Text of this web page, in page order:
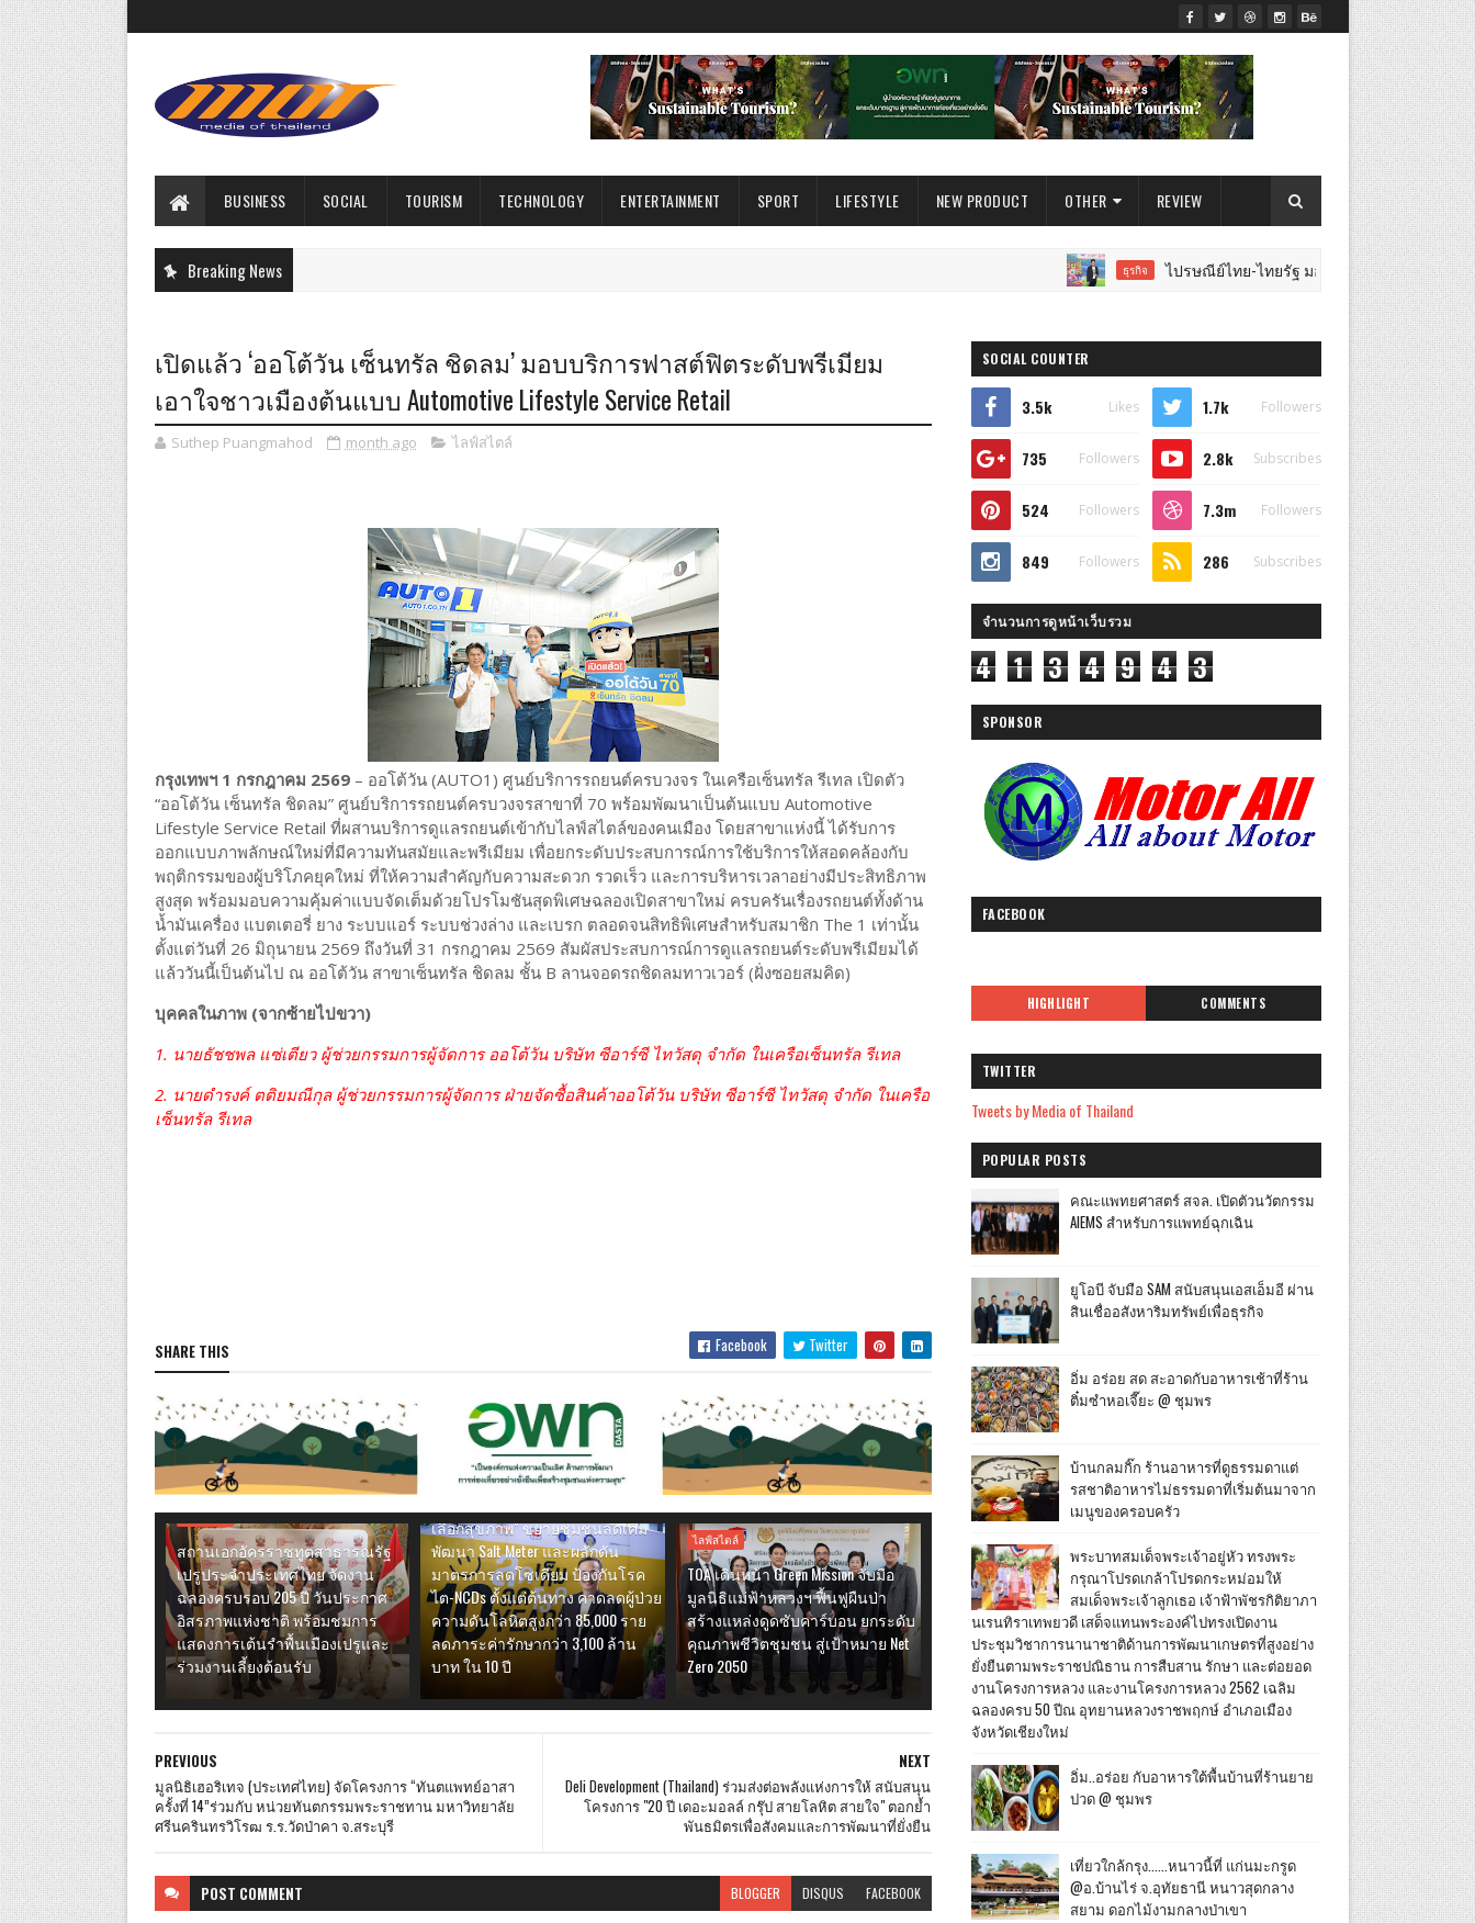
BUSINESS SOCIAL TOURISM TECHNOLOGY ENTERTAINMENT SPORT LIFESTYLE NEW PRODUCT OTHER REVIEW
Breaking News ธุรกิจ ไปรษณีย์ไทย-ไทยรัฐ มอบทองคำรางวัลใหญ่ 7 ล้านบ
เปิดแล้ว ‘ออโต้วัน เซ็นทรัล ชิดลม’ มอบบริการฟาสต์ฟิตระดับพรีเมียม
เอาใจชาวเมืองต้นแบบ Automotive Lifestyle Service Retail
Suthep Puangmahod month ago ไลฟ์สไตล์
กรุงเทพฯ 1 กรกฎาคม 2569 – ออโต้วัน (AUTO1) ศูนย์บริการรถยนต์ครบวงจร ในเครือเซ็นทรัล รีเทล เปิดตัว
“ออโต้วัน เซ็นทรัล ชิดลม” ศูนย์บริการรถยนต์ครบวงจรสาขาที่ 70 พร้อมพัฒนาเป็นต้นแบบ Automotive
Lifestyle Service Retail ที่ผสานบริการดูแลรถยนต์เข้ากับไลฟ์สไตล์ของคนเมือง โดยสาขาแห่งนี้ ได้รับการ
ออกแบบภาพลักษณ์ใหม่ที่มีความทันสมัยและพรีเมียม เพื่อยกระดับประสบการณ์การใช้บริการให้สอดคล้องกับ
พฤติกรรมของผู้บริโภคยุคใหม่ ที่ให้ความสำคัญกับความสะดวก รวดเร็ว และการบริหารเวลาอย่างมีประสิทธิภาพ
สูงสุด พร้อมมอบความคุ้มค่าแบบจัดเต็มด้วยโปรโมชันสุดพิเศษฉลองเปิดสาขาใหม่ ครบครันเรื่องรถยนต์ทั้งด้าน
น้ำมันเครื่อง แบตเตอรี่ ยาง ระบบแอร์ ระบบช่วงล่าง และเบรก ตลอดจนสิทธิพิเศษสำหรับสมาชิก The 1 เท่านั้น
ตั้งแต่วันที่ 26 มิถุนายน 2569 ถึงวันที่ 31 กรกฎาคม 2569 สัมผัสประสบการณ์การดูแลรถยนต์ระดับพรีเมียมได้
แล้ววันนี้เป็นต้นไป ณ ออโต้วัน สาขาเซ็นทรัล ชิดลม ชั้น B ลานจอดรถชิดลมทาวเวอร์ (ฝั่งซอยสมคิด)
บุคคลในภาพ (จากซ้ายไปขวา)
1. นายธัชชพล แซ่เตียว ผู้ช่วยกรรมการผู้จัดการ ออโต้วัน บริษัท ซีอาร์ซี ไทวัสดุ จำกัด ในเครือเซ็นทรัล รีเทล
2. นายดำรงค์ ตติยมณีกุล ผู้ช่วยกรรมการผู้จัดการ ฝ่ายจัดซื้อสินค้าออโต้วัน บริษัท ซีอาร์ซี ไทวัสดุ จำกัด ในเครือ
เซ็นทรัล รีเทล
SHARE THIS Facebook Twitter
ไลฟ์สไตล์
สถานเอกอัครราชทูตสาธารณรัฐ
เปรูประจำประเทศไทย จัดงาน
ฉลองครบรอบ 205 ปี วันประกาศ
อิสรภาพแห่งชาติ พร้อมชมการ
แสดงการเต้นรำพื้นเมืองเปรูและ
ร่วมงานเลี้ยงต้อนรับ
ไลฟ์สไตล์
เครือข่ายลดบริโภคเค็ม ชี้ผู้ป่วยโรค
ไตเรื้อรังไทยทะลุ 1 ล้านคน ชู สสส.
เดินหน้าขับเคลื่อนสังคมลดเค็มผ่าน
เลือกสุขภาพ" ขยายชุมชนลดเค็ม
พัฒนา Salt Meter และผลักดัน
มาตรการลดโซเดียม ป้องกันโรค
ไต-NCDs ตั้งแต่ต้นทาง คาดลดผู้ป่วย
ความดันโลหิตสูงกว่า 85,000 ราย
ลดภาระค่ารักษากว่า 3,100 ล้าน
บาท ใน 10 ปี
ไลฟ์สไตล์
TOA เดินหน้า Green Mission จับมือ
มูลนิธิแม่ฟ้าหลวงฯ ฟื้นฟูผืนป่า
สร้างแหล่งดูดซับคาร์บอน ยกระดับ
คุณภาพชีวิตชุมชน สู่เป้าหมาย Net
Zero 2050
NEXT
Deli Development (Thailand) ร่วมส่งต่อพลังแห่งการให้ สนับสนุน
โครงการ "20 ปี เดอะมอลล์ กรุ๊ป สายโลหิต สายใจ" ตอกย้ำ
พันธมิตรเพื่อสังคมและการพัฒนาที่ยั่งยืน
PREVIOUS
มูลนิธิเฮอริเทจ (ประเทศไทย) จัดโครงการ “ทันตแพทย์อาสา
ครั้งที่ 14”ร่วมกับ หน่วยทันตกรรมพระราชทาน มหาวิทยาลัย
ศรีนครินทรวิโรฒ ร.ร.วัดป่าคา จ.สระบุรี
POST COMMENT BLOGGER DISQUS FACEBOOK
SOCIAL COUNTER
3.5k Likes 1.7k Followers
735 Followers 2.8k Subscribes
524 Followers 7.3m Followers
849 Followers 286 Subscribes
จำนวนการดูหน้าเว็บรวม
4 1 3 4 9 4 3
SPONSOR
FACEBOOK
HIGHLIGHT COMMENTS
TWITTER
Tweets by Media of Thailand
POPULAR POSTS
คณะแพทยศาสตร์ สจล. เปิดตัวนวัตกรรม
AIEMS สำหรับการแพทย์ฉุกเฉิน
ยูโอบี จับมือ SAM สนับสนุนเอสเอ็มอี ผ่าน
สินเชื่ออสังหาริมทรัพย์เพื่อธุรกิจ
อิ่ม อร่อย สด สะอาดกับอาหารเช้าที่ร้าน
ติ๋มซำหอเจี๊ยะ @ ชุมพร
บ้านกลมกิ๊ก ร้านอาหารที่ดูธรรมดาแต่
รสชาติอาหารไม่ธรรมดาที่เริ่มต้นมาจาก
เมนูของครอบครัว
พระบาทสมเด็จพระเจ้าอยู่หัว ทรงพระ
กรุณาโปรดเกล้าโปรดกระหม่อมให้
สมเด็จพระเจ้าลูกเธอ เจ้าฟ้าพัชรกิติยาภา
นเรนทิราเทพยวดี เสด็จแทนพระองค์ไปทรงเปิดงาน
ประชุมวิชาการนานาชาติด้านการพัฒนาเกษตรที่สูงอย่าง
ยั่งยืนตามพระราชปณิธาน การสืบสาน รักษา และต่อยอด
งานโครงการหลวง และงานโครงการหลวง 2562 เฉลิม
ฉลองครบ 50 ปีณ อุทยานหลวงราชพฤกษ์ อำเภอเมือง
จังหวัดเชียงใหม่
อิ่ม..อร่อย กับอาหารใต้พื้นบ้านที่ร้านยาย
ปวด @ ชุมพร
เที่ยวใกล้กรุง......หนาวนี้ที่ แก่นมะกรูด
@อ.บ้านไร่ จ.อุทัยธานี หนาวสุดกลาง
สยาม ดอกไม้งามกลางป่าเขา